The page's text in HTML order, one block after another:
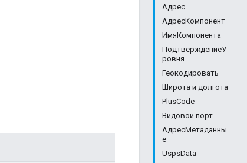
Адрес
АдресКомпонент
ИмяКомпонента
ПодтверждениеУ
ровня
Геокодировать
Широта и долгота
PlusCode
Видовой порт
АдресМетаданны
е
UspsData